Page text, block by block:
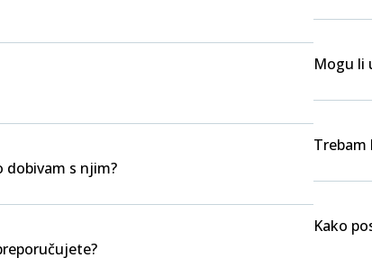
dobivam s njim?
Mogu li
Trebam
Kako